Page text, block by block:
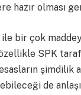
hazır olması
bir çok
SPK
şimdilik
de